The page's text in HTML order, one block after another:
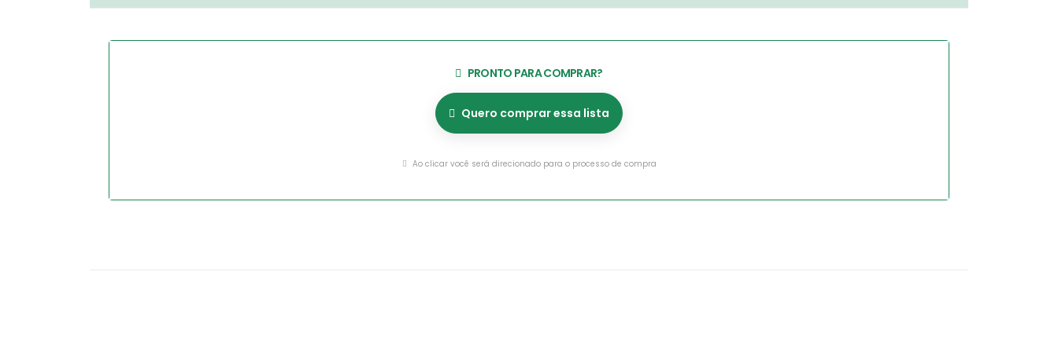
PRONTO PARA COMPRAR?
Quero comprar essa lista
Ao clicar você será direcionado para o processo de compra